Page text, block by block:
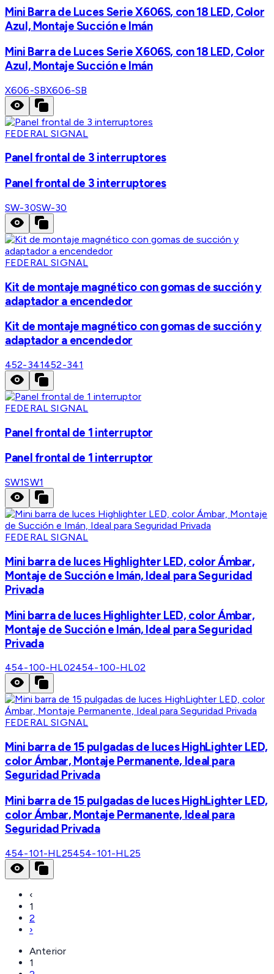
Mini Barra de Luces Serie X606S, con 18 LED, Color
Azul, Montaje Succión e Imán
Mini Barra de Luces Serie X606S, con 18 LED, Color
Azul, Montaje Succión e Imán
X606-SBX606-SB
FEDERAL SIGNAL
Panel frontal de 3 interruptores
Panel frontal de 3 interruptores
SW-30SW-30
FEDERAL SIGNAL
Kit de montaje magnético con gomas de succión y
adaptador a encendedor
Kit de montaje magnético con gomas de succión y
adaptador a encendedor
452-341452-341
FEDERAL SIGNAL
Panel frontal de 1 interruptor
Panel frontal de 1 interruptor
SW1SW1
FEDERAL SIGNAL
Mini barra de luces Highlighter LED, color Ámbar,
Montaje de Succión e Imán, Ideal para Seguridad
Privada
Mini barra de luces Highlighter LED, color Ámbar,
Montaje de Succión e Imán, Ideal para Seguridad
Privada
454-100-HL02454-100-HL02
FEDERAL SIGNAL
Mini barra de 15 pulgadas de luces HighLighter LED,
color Ámbar, Montaje Permanente, Ideal para
Seguridad Privada
Mini barra de 15 pulgadas de luces HighLighter LED,
color Ámbar, Montaje Permanente, Ideal para
Seguridad Privada
454-101-HL25454-101-HL25
‹
1
2
›
Anterior
1